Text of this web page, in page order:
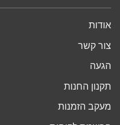
אודות
צור קשר
הגעה
תקנון החנות
מעקב הזמנות